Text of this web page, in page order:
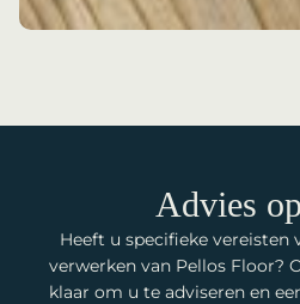
Advies
Heeft u specifieke vereisten
verwerken van Pellos Floor?
klaar om u te adviseren en